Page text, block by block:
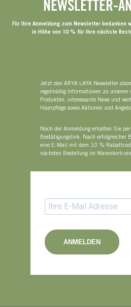
NEWSLETTER-
Für Ihre Anmeldung zum Newsletter bedanken
in Höhe von 10 % für Ihre nächste
Jetzt den ARYA LAYA Newsletter
regelmäßig Informationen zu unseren
Produkten, interessante News und
Haarpflege sowie Aktionen und
Nach der Anmeldung erhalten Sie
Bestätigungslink. Nach erfolgreicher
eine E-Mail mit dem 10 %
nächsten Bestellung im Warenkorb
ANMELDEN